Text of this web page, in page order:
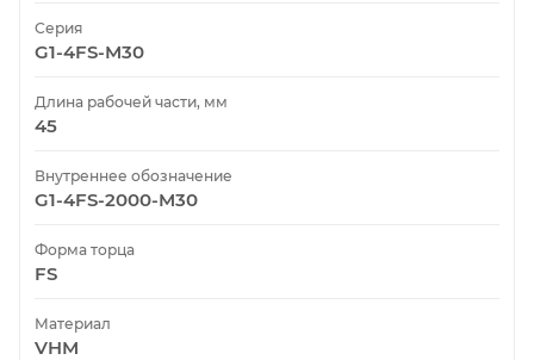
Серия
G1-4FS-M30
Длина рабочей части, мм
45
Внутреннее обозначение
G1-4FS-2000-M30
Форма торца
FS
Материал
VHM